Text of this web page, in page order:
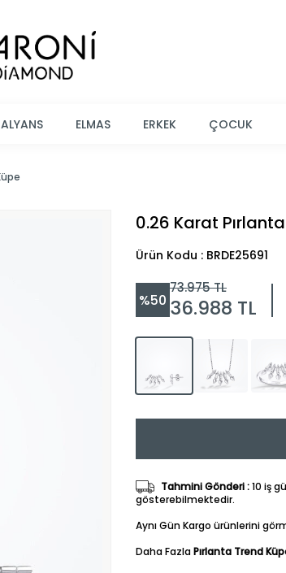
ALYANS ELMAS ERKEK ÇOCUK
0.26 Karat
Ürün Kodu : BRDE25691
%50
73.975TL
36.988 TL
Tahmini Gönderi :10 iş
gösterebilmektedir.
Aynı Gün Kargo ürünlerini
Daha FazlaPırlanta Trend